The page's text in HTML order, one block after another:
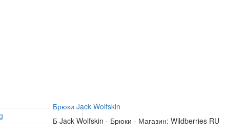
Брюки Jack Wolfskin
БJack Wolfskin - Брюки - Магазин: Wildberries RU